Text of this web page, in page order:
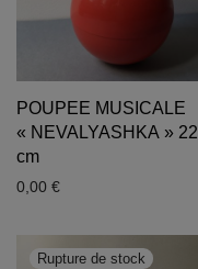
POUPEE MUSICALE
« NEVALYASHKA » 22
cm
0,00 €